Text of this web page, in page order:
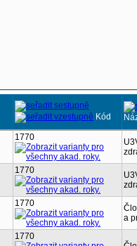
Kód
1770
1770
1770
a
1770